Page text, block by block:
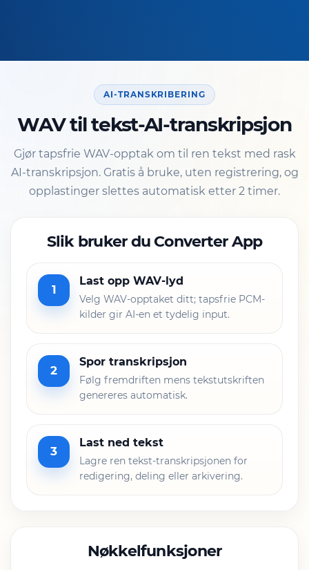
AI-TRANSKRIBERING
WAV til tekst-AI-transkripsjon
Gjør tapsfrie WAV-opptak om til ren tekst med rask
AI-transkripsjon. Gratis å bruke, uten registrering, og
opplastinger slettes automatisk etter 2 timer.
Slik bruker du Converter App
1
Last opp WAV-lyd
Velg WAV-opptaket ditt; tapsfrie PCM-
kilder gir AI-en et tydelig input.
2
Spor transkripsjon
Følg fremdriften mens tekstutskriften
genereres automatisk.
3
Last ned tekst
Lagre ren tekst-transkripsjonen for
redigering, deling eller arkivering.
Nøkkelfunksjoner